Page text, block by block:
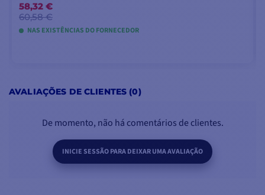
nominal da
12V
58,32 €
60,58 €
NAS EXISTÊNCIAS DO FORNECEDOR
AVALIAÇÕES DE CLIENTES (0)
De momento, não há comentários de clientes.
INICIE SESSÃO PARA DEIXAR UMA AVALIAÇÃO